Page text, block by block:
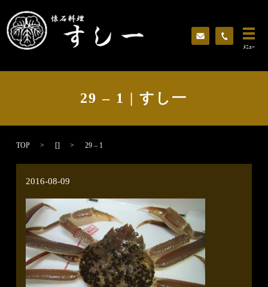
ﾒﾆｭｰ
29 – 1 | すし一
TOP [] 29 – 1
2016-08-09